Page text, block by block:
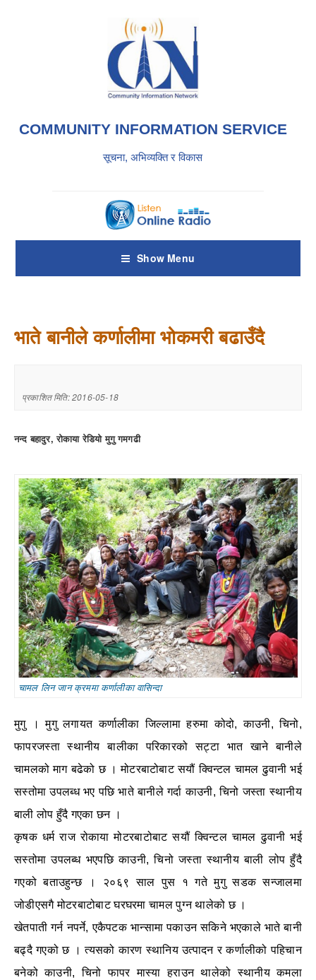
COMMUNITY INFORMATION SERVICE
सूचना, अभिव्यक्ति र विकास
Show Menu
भाते बानीले कर्णालीमा भोकमरी बढाउँदै
प्रकाशित मिति: 2016-05-18
नन्द बहादुर, रोकाया रेडियो मुगु गमगढी
चामल लिन जान क्रममा कर्णालीका वासिन्दा
मुगु । मुगु लगायत कर्णालीका जिल्लामा हरुमा कोदो, काउनी, चिनो,
फापरजस्ता स्थानीय बालीका परिकारको सट्टा भात खाने बानीले
चामलको माग बढेको छ । मोटरबाटोबाट सयौं क्विन्टल चामल ढुवानी भई
सस्तोमा उपलब्ध भए पछि भाते बानीले गर्दा काउनी, चिनो जस्ता स्थानीय
बाली लोप हुँदै गएका छन ।
कृषक धर्म राज रोकाया मोटरबाटोबाट सयौं क्विन्टल चामल ढुवानी भई
सस्तोमा उपलब्ध भएपछि काउनी, चिनो जस्ता स्थानीय बाली लोप हुँदै
गएको बताउहुन्छ । २०६९ साल पुस १ गते मुगु सडक सन्जालमा
जोडीएसगै मोटरबाटोबाट घरघरमा चामल पुग्न थालेको छ ।
खेतपाती गर्न नपर्ने, एकैपटक भान्सामा पकाउन सकिने भएकाले भाते बानी
बढ्दै गएको छ । त्यसको कारण स्थानिय उत्पादन र कर्णालीको पहिचान
बनेको काउनी, चिनो फापर मास्या हराउन थालेको स्थानीय कमला